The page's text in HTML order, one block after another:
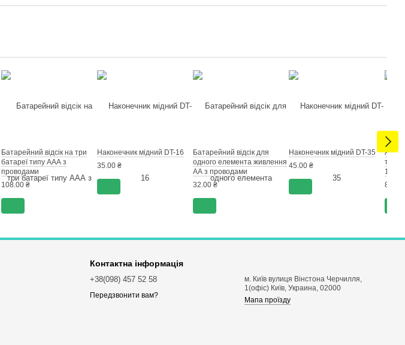
Батарейний відсік на три
батареї типу ААА з
проводами
108.00 ₴
Наконечник мідний DT-16
35.00 ₴
Батарейний відсік для
одного елемента живлення
АА з проводами
32.00 ₴
Наконечник мідний DT-35
45.00 ₴
18650
85.00
Контактна інформація
+38(098) 457 52 58
Передзвонити вам?
м. Київ вулиця Вінстона Черчилля,
1(офіс) Київ, Украина, 02000
Мапа проїзду